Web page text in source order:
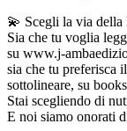
💫 Scegli la via della
Sia che tu voglia
su www.j-
sia che tu preferisca
sottolineare, su
Stai scegliendo di
E noi siamo onorati